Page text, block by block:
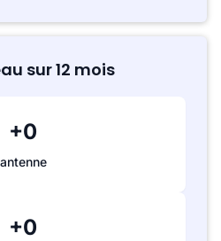
sur 12 mois
+0
antenne
+0